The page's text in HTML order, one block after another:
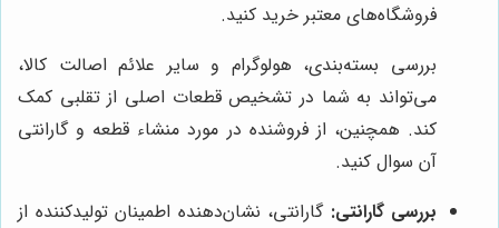
فروشگاه‌های معتبر خرید کنید.
بررسی بسته‌بندی، هولوگرام و سایر علائم اصالت کالا،
می‌تواند به شما در تشخیص قطعات اصلی از تقلبی کمک
کند. همچنین، از فروشنده در مورد منشاء قطعه و گارانتی
آن سوال کنید.
بررسی گارانتی: گارانتی، نشان‌دهنده اطمینان تولیدکننده از